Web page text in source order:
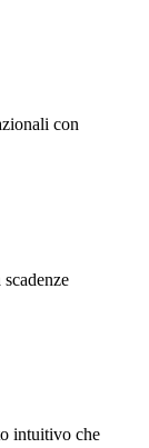
con
intuitivo che